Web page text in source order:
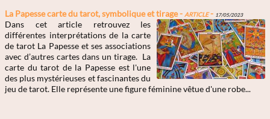
La Papesse carte du tarot, symbolique et tirage -Article- 17/05/2023
Dans cet article retrouvez les
différentes interprétations de la carte
de tarot La Papesse et ses associations
avec d’autres cartes dans un tirage. La
carte du tarot de la Papesse est l'une
des plus mystérieuses et fascinantes du
jeu de tarot. Elle représente une figure féminine vêtue d'une robe...